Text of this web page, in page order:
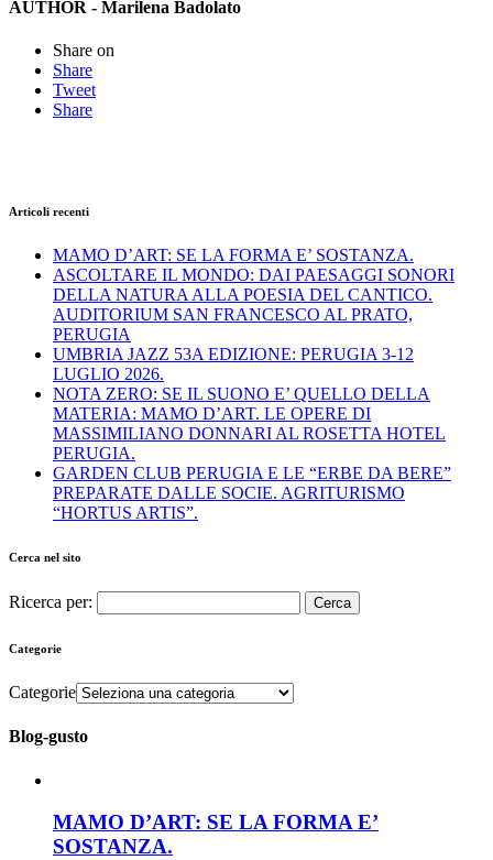
AUTHOR - Marilena Badolato
Share on
Share
Tweet
Share
Articoli recenti
MAMO D’ART: SE LA FORMA E’ SOSTANZA.
ASCOLTARE IL MONDO: DAI PAESAGGI SONORI
DELLA NATURA ALLA POESIA DEL CANTICO.
AUDITORIUM SAN FRANCESCO AL PRATO,
PERUGIA
UMBRIA JAZZ 53A EDIZIONE: PERUGIA 3-12
LUGLIO 2026.
NOTA ZERO: SE IL SUONO E’ QUELLO DELLA
MATERIA: MAMO D’ART. LE OPERE DI
MASSIMILIANO DONNARI AL ROSETTA HOTEL
PERUGIA.
GARDEN CLUB PERUGIA E LE “ERBE DA BERE”
PREPARATE DALLE SOCIE. AGRITURISMO
“HORTUS ARTIS”.
Cerca nel sito
Ricerca per:
Categorie
Categorie
Blog-gusto
MAMO D’ART: SE LA FORMA E’
SOSTANZA.